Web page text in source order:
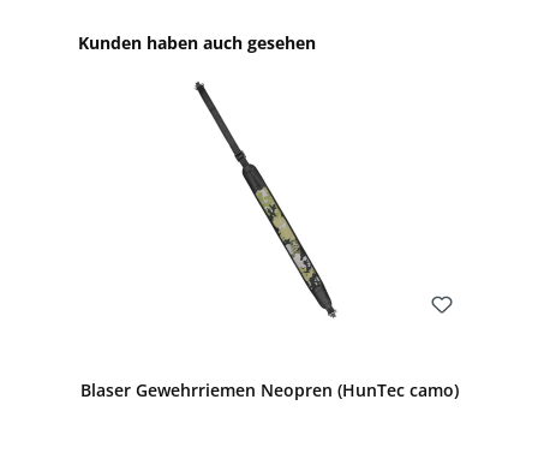
Produktgalerie überspringen
Kunden haben auch gesehen
Blaser Gewehrriemen Neopren (HunTec camo)